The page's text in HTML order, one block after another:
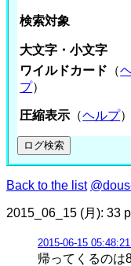
検索対象
大文字・小文字
ワイルドカード （
プ）
圧縮表示 （ヘルプ）
Back to the list
2015_06_15 (月): 33
2015-06-15
帰ってくるのは